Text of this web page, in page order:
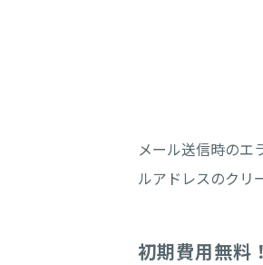
メール送信時のエ
ルアドレスのクリ
初期費用無料